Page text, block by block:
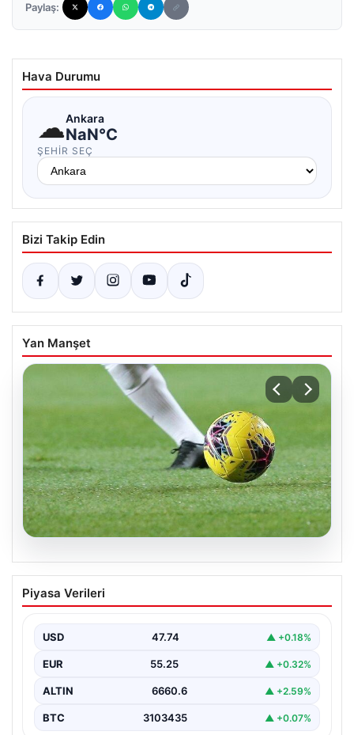
Paylaş:
Hava Durumu
☁Ankara
NaN°C
ŞEHIR SEÇ
Bizi Takip Edin
Yan Manşet
08.08.2026
Bugün hangi maçlar var? 08 Ağustos
Cumartesi 2026 günün maç programı,
Piyasa Verileri
USD 47.74 ▲ +0.18%
EUR 55.25 ▲ +0.32%
ALTIN 6660.6 ▲ +2.59%
BTC 3103435 ▲ +0.07%